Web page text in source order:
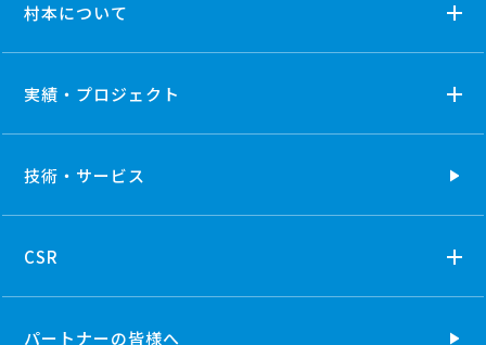
村本について
実績・プロジェクト
技術・ サービス
CSR
パートナーの皆様へ